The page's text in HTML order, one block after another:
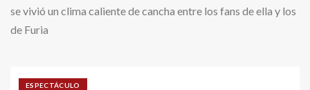
se vivió un clima caliente de cancha entre los fans de ella y los
de Furia
ESPECTÁCULO